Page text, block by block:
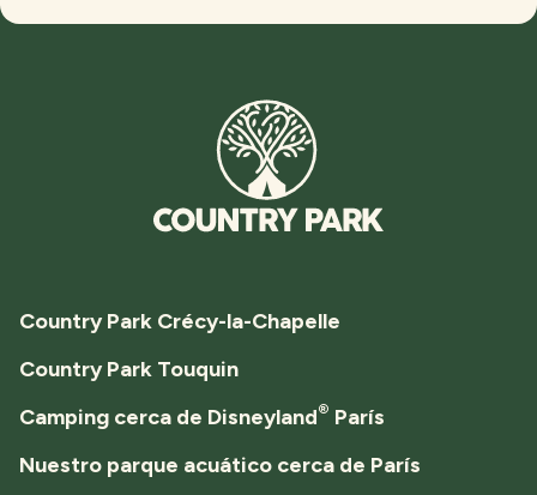
Country Park Crécy-la-Chapelle
Country Park Touquin
Camping cerca de Disneyland® París
Nuestro parque acuático cerca de París